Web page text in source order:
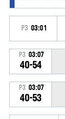
P3 03:01
P3 03:07
40-54
P3 03:07
40-53